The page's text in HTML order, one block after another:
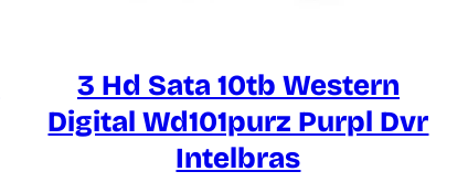
3 Hd Sata 10tb Western
Digital Wd101purz Purpl Dvr
Intelbras